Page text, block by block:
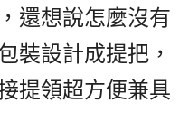
還想說怎麼沒有
裝設計成提把，
提領超方便兼具